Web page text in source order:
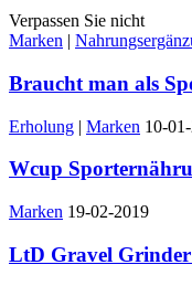
Verpassen Sie nicht
Marken |
Braucht man als
Erholung | Marken 10-
Wcup
Marken 19-02-2019
LtD Gravel